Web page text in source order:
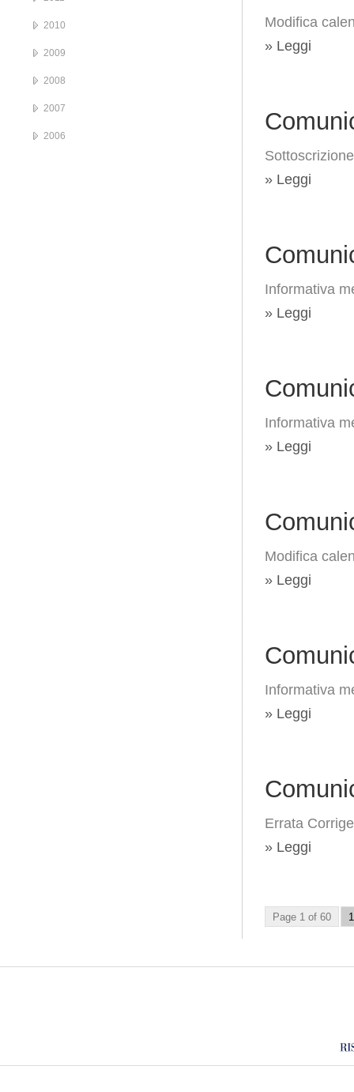
Modifica
» Leggi
» Leggi
Informativa
» Leggi
Informativa
» Leggi
Modifica
» Leggi
Informativa
» Leggi
Errata
» Leggi
Page 1 of 60 1
2010
2009
2008
2007
2006